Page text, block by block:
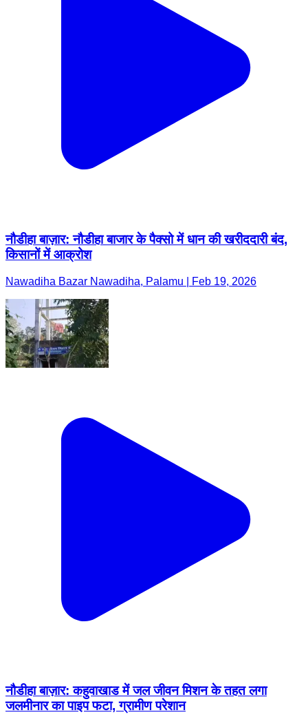
नौडीहा बाज़ार: नौडीहा बाजार के पैक्सो में धान की खरीददारी बंद,
किसानों में आक्रोश
Nawadiha Bazar Nawadiha, Palamu | Feb 19, 2026
नौडीहा बाज़ार: कहुवाखाड में जल जीवन मिशन के तहत लगा
जलमीनार का पाइप फटा, ग्रामीण परेशान